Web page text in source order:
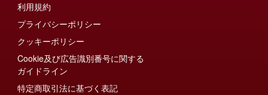
利用規約
プライバシーポリシー
クッキーポリシー
Cookie及び広告識別番号に関する
ガイドライン
特定商取引法に基づく表記